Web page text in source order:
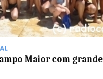
Maior com grande